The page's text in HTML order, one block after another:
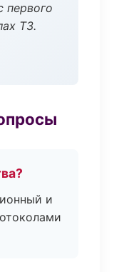
первого
ТЗ.
и